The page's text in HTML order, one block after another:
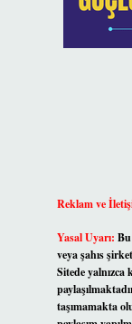
Reklam ve
Yasal Uyarı:
veya şahıs
Sitede yalnızca
taşımamakta